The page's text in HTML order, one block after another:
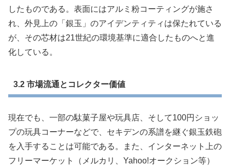
したものである。表面にはアルミ粉コーティングが施さ
れ、外見上の「銀玉」のアイデンティティは保たれている
が、その芯材は21世紀の環境基準に適合したものへと進
化している。
3.2 市場流通とコレクター価値
現在でも、一部の駄菓子屋や玩具店、そして100円ショッ
プの玩具コーナーなどで、セキデンの系譜を継ぐ銀玉鉄砲
を入手することは可能である。また、インターネット上の
フリーマーケット（メルカリ、Yahoo!オークション等）